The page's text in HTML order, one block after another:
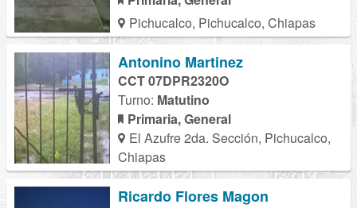
Pichucalco, Pichucalco, Chiapas
Antonino Martinez
CCT 07DPR2320O
Turno: Matutino
Primaria, General
El Azufre 2da. Sección, Pichucalco,
Chiapas
Ricardo Flores Magon